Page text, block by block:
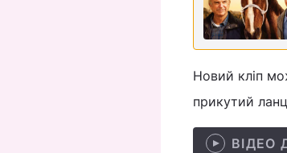
Новий кліп
прикутий
ВІДЕО